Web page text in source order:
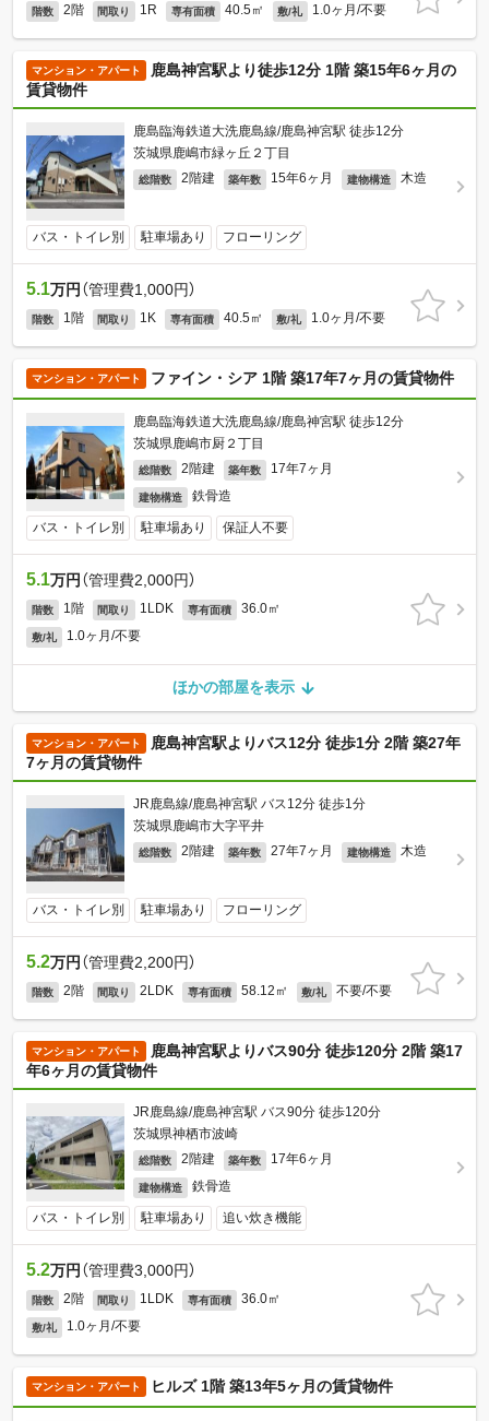
階数 2階 間取り 1R 専有面積 40.5㎡ 敷/礼 1.0ヶ月/不要
マンション・アパート
鹿島神宮駅より徒歩12分 1階 築15年6ヶ月の
賃貸物件
鹿島臨海鉄道大洗鹿島線/鹿島神宮駅 徒歩12分
茨城県鹿嶋市緑ヶ丘２丁目
総階数 2階建 築年数 15年6ヶ月 建物構造 木造
バス・トイレ別 駐車場あり フローリング
5.1万円 （管理費1,000円）
階数 1階 間取り 1K 専有面積 40.5㎡ 敷/礼 1.0ヶ月/不要
マンション・アパート ファイン・シア 1階 築17年7ヶ月の賃貸物件
鹿島臨海鉄道大洗鹿島線/鹿島神宮駅 徒歩12分
茨城県鹿嶋市厨２丁目
総階数 2階建 築年数 17年7ヶ月
建物構造 鉄骨造
バス・トイレ別 駐車場あり 保証人不要
5.1万円 （管理費2,000円）
階数 1階 間取り 1LDK 専有面積 36.0㎡
敷/礼 1.0ヶ月/不要
ほかの部屋を表示
マンション・アパート
鹿島神宮駅よりバス12分 徒歩1分 2階 築27年
7ヶ月の賃貸物件
JR鹿島線/鹿島神宮駅 バス12分 徒歩1分
茨城県鹿嶋市大字平井
総階数 2階建 築年数 27年7ヶ月 建物構造 木造
バス・トイレ別 駐車場あり フローリング
5.2万円 （管理費2,200円）
階数 2階 間取り 2LDK 専有面積 58.12㎡ 敷/礼 不要/不要
マンション・アパート
鹿島神宮駅よりバス90分 徒歩120分 2階 築17
年6ヶ月の賃貸物件
JR鹿島線/鹿島神宮駅 バス90分 徒歩120分
茨城県神栖市波崎
総階数 2階建 築年数 17年6ヶ月
建物構造 鉄骨造
バス・トイレ別 駐車場あり 追い炊き機能
5.2万円 （管理費3,000円）
階数 2階 間取り 1LDK 専有面積 36.0㎡
敷/礼 1.0ヶ月/不要
マンション・アパート ヒルズ 1階 築13年5ヶ月の賃貸物件